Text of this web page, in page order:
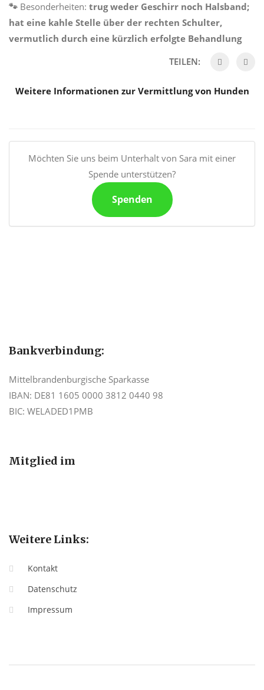
🐾 Besonderheiten: trug weder Geschirr noch Halsband;
hat eine kahle Stelle über der rechten Schulter,
vermutlich durch eine kürzlich erfolgte Behandlung
TEILEN:
Weitere Informationen zur Vermittlung von Hunden
Möchten Sie uns beim Unterhalt von Sara mit einer
Spende unterstützen?
Spenden
Bankverbindung:
Mittelbrandenburgische Sparkasse
IBAN: DE81 1605 0000 3812 0440 98
BIC: WELADED1PMB
Mitglied im
Weitere Links:
Kontakt
Datenschutz
Impressum